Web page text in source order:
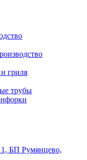
гриля
трубы
1, БП Румянцево,